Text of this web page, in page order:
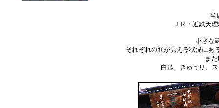
当
ＪＲ・近鉄天
小さな
それぞれの顔が見える状況にあ
ま
白瓜、きゅうり、